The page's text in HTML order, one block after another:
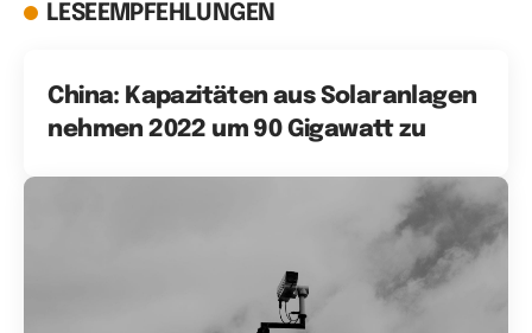
LESEEMPFEHLUNGEN
China: Kapazitäten aus Solaranlagen
nehmen 2022 um 90 Gigawatt zu